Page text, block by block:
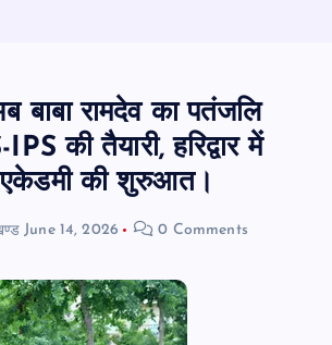
बाबा रामदेव का पतंजलि
की तैयारी, हरिद्वार में
एकेडमी की शुरुआत।
June 14, 2026 0 Comments